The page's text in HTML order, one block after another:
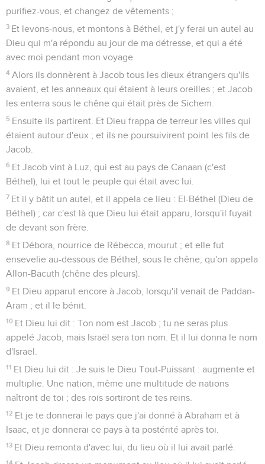
purifiez-vous, et changez de vêtements ;
3 Et levons-nous, et montons à Béthel, et j'y ferai un autel au
Dieu qui m'a répondu au jour de ma détresse, et qui a été
avec moi pendant mon voyage.
4 Alors ils donnèrent à Jacob tous les dieux étrangers qu'ils
avaient, et les anneaux qui étaient à leurs oreilles ; et Jacob
les enterra sous le chêne qui était près de Sichem.
5 Ensuite ils partirent. Et Dieu frappa de terreur les villes qui
étaient autour d'eux ; et ils ne poursuivirent point les fils de
Jacob.
6 Et Jacob vint à Luz, qui est au pays de Canaan (c'est
Béthel), lui et tout le peuple qui était avec lui.
7 Et il y bâtit un autel, et il appela ce lieu : El-Béthel (Dieu de
Béthel) ; car c'est là que Dieu lui était apparu, lorsqu'il fuyait
de devant son frère.
8 Et Débora, nourrice de Rébecca, mourut ; et elle fut
ensevelie au-dessous de Béthel, sous le chêne, qu'on appela
Allon-Bacuth (chêne des pleurs).
9 Et Dieu apparut encore à Jacob, lorsqu'il venait de Paddan-
Aram ; et il le bénit.
10 Et Dieu lui dit : Ton nom est Jacob ; tu ne seras plus
appelé Jacob, mais Israël sera ton nom. Et il lui donna le nom
d'Israël.
11 Et Dieu lui dit : Je suis le Dieu Tout-Puissant : augmente et
multiplie. Une nation, même une multitude de nations
naîtront de toi ; des rois sortiront de tes reins.
12 Et je te donnerai le pays que j'ai donné à Abraham et à
Isaac, et je donnerai ce pays à ta postérité après toi.
13 Et Dieu remonta d'avec lui, du lieu où il lui avait parlé.
14